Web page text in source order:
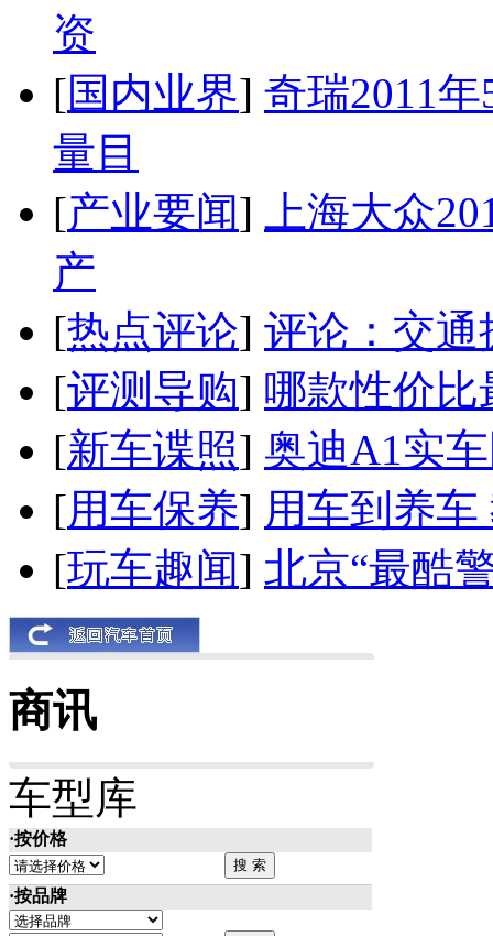
资
[国内业界] 奇瑞2011
量目
[产业要闻]
上海大众
产
[热点评论] 评论：交通
[评测导购] 哪款性价比
[新车谍照] 奥迪A1实
[用车保养] 用车到养
[玩车趣闻] 北京“最酷
商讯
车型库
·按价格
·按品牌